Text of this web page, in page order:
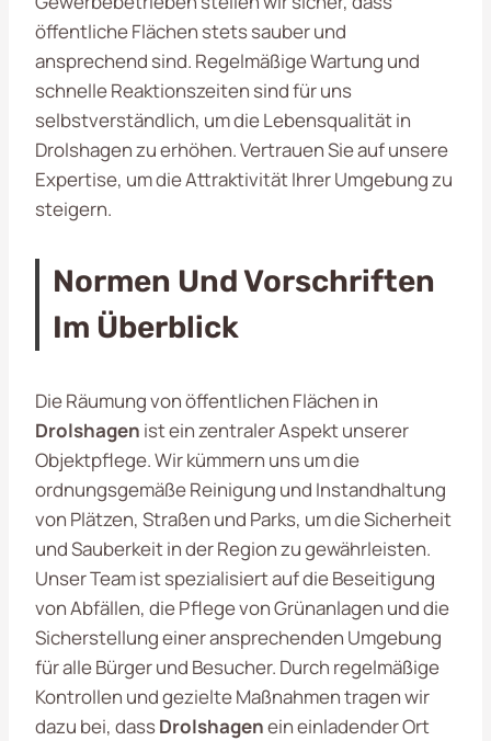
öffentliche Flächen stets sauber und
ansprechend sind. Regelmäßige Wartung und
schnelle Reaktionszeiten sind für uns
selbstverständlich, um die Lebensqualität in
Drolshagen zu erhöhen. Vertrauen Sie auf unsere
Expertise, um die Attraktivität Ihrer Umgebung zu
steigern.
Normen Und Vorschriften
Im Überblick
Die Räumung von öffentlichen Flächen in
Drolshagen ist ein zentraler Aspekt unserer
Objektpflege. Wir kümmern uns um die
ordnungsgemäße Reinigung und Instandhaltung
von Plätzen, Straßen und Parks, um die Sicherheit
und Sauberkeit in der Region zu gewährleisten.
Unser Team ist spezialisiert auf die Beseitigung
von Abfällen, die Pflege von Grünanlagen und die
Sicherstellung einer ansprechenden Umgebung
für alle Bürger und Besucher. Durch regelmäßige
Kontrollen und gezielte Maßnahmen tragen wir
dazu bei, dassDrolshagenein einladender Ort